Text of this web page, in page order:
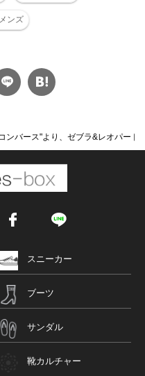
ンズ
ンバース"より、ゼブラ&レオパード
スニーカー
ブーツ
サンダル
靴カルチャー